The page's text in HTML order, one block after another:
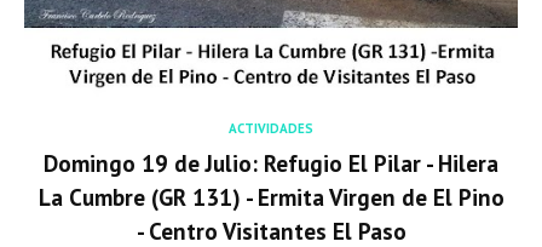
ACTIVIDADES
Domingo 19 de Julio: Refugio El Pilar - Hilera
La Cumbre (GR 131) - Ermita Virgen de El Pino
- Centro Visitantes El Paso